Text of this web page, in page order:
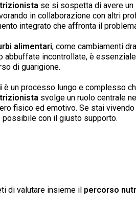
se si sospetta di avere un
in collaborazione con altri
integrato che affronta il
alimentari, come cambiamenti
abbuffate incontrollate, è
di guarigione.
è un processo lungo e complesso
svolge un ruolo centrale nel
fisico ed emotivo. Se stai vivendo
con il giusto supporto.
di valutare insieme il percorso